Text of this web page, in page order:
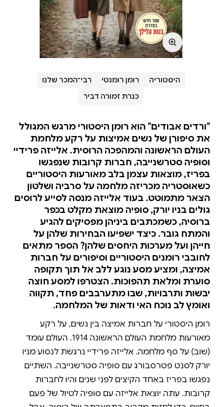
היסטוריה רומן רומנטי
רבי־המכר שלנו
כנרת זמורה דביר
"ורדים אבודים" הוא רומן היסטורי מרגש המגולל
את סיפורן של נשים אמיצות על רקע מלחמת
העולם הראשונה והמהפכה הרוסית. אלייזה פרידיי
וסופיה סטרשנייבה, חברות קרובות שנפגשו
בפריז, מוצאות עצמן בלב מאורעות היסטוריים
כשאוסטריה מכריזה מלחמה על סרביה ושלטון
הצאר מתמוטט. בעוד אלייזה מנסה לסייע לרוסים
גולים בניו יורק, סופיה מוצאת מקלט בכפר
ברוסיה, כשמכתבים ביניהן מפסיקים להגיע
והמתח גובר. כיצד ישפיעו הבחירות שלהן על
חייהן ועל מערכות היחסים שלהן? הספר מתאים
לחובבי רומנים היסטוריים וסיפורים על חברות
אמיצה, ומציע מסע נוגע ללב אל תוך תקופה
סוערת ומלאת תהפוכות. הצטרפו למסע חוצה
יבשות ותרבויות, שבו מתערבבים פחד, תקווה
ואומץ לב נוכח האי ודאות של המלחמה.
רומן היסטורי על חברות אמיצה בין נשים, על רקע
מאורעות מלחמת העולם הראשונה 1914. העולם עומד
(שוב) על סף מלחמה. אלייזה פרידיי נרגשת לנסוע מניו
יורק לסנט פטרסבורג עם סופיה סטרשנייבה. השתיים
נפגשו בפריז באחד הקיצים לפני שנים והיו לחברות
קרובות. עתה יוצאת אלייזה עם סופיה לטיול של פעם